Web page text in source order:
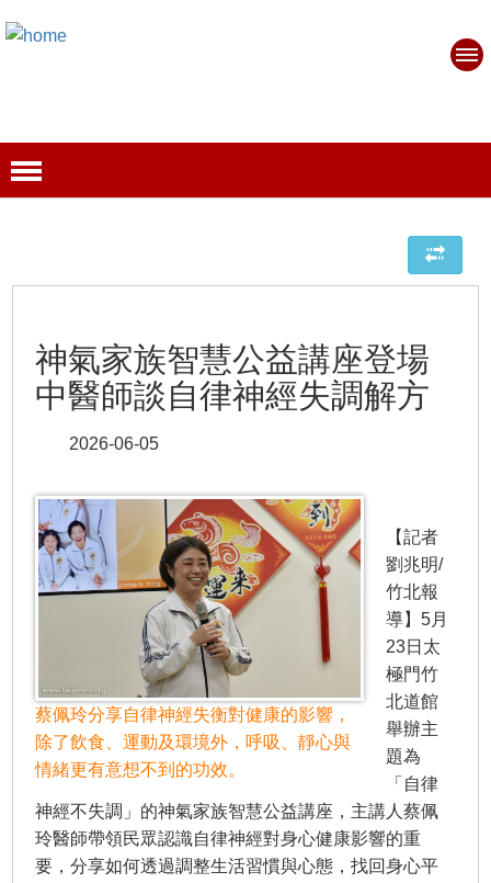
神氣家族智慧公益講座登場
中醫師談自律神經失調解方
2026-06-05
蔡佩玲分享自律神經失衡對健康的影響，
除了飲食、運動及環境外，呼吸、靜心與
情緒更有意想不到的功效。
【記者
劉兆明/
竹北報
導】5月
23日太
極門竹
北道館
舉辦主
題為
「自律
神經不失調」的神氣家族智慧公益講座，主講人蔡佩
玲醫師帶領民眾認識自律神經對身心健康影響的重
要，分享如何透過調整生活習慣與心態，找回身心平